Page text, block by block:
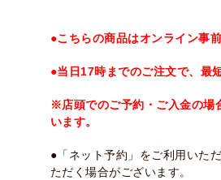
●こちらの商品はオンライン事
●当日17時までのご注文で、最
※店頭でのご予約・ご入金の場
います。
●「ネット予約」をご利用いた
ただく場合がございます。